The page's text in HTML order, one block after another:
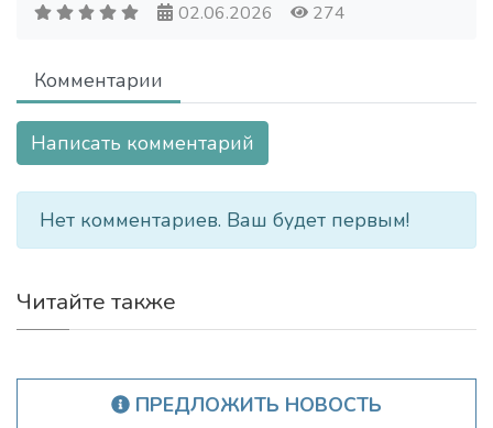
02.06.2026 274
Комментарии
Написать комментарий
Нет комментариев. Ваш будет первым!
Читайте также
ПРЕДЛОЖИТЬ НОВОСТЬ